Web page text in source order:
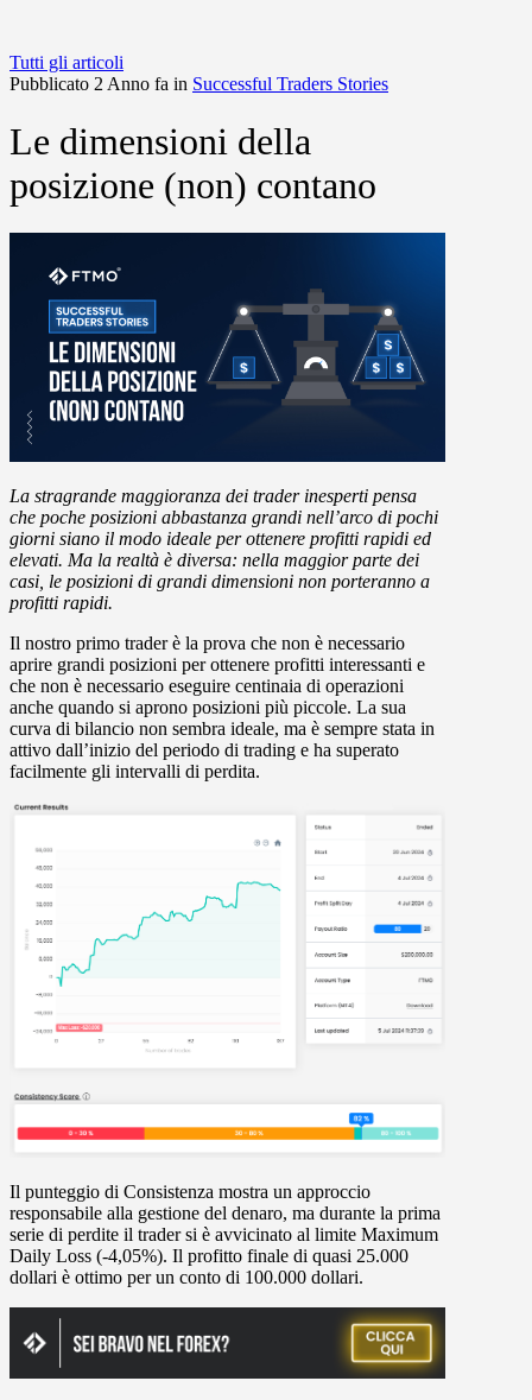
Tutti gli articoli
Pubblicato 2 Anno fa in Successful Traders Stories
Le dimensioni della
posizione (non) contano
La stragrande maggioranza dei trader inesperti pensa
che poche posizioni abbastanza grandi nell’arco di pochi
giorni siano il modo ideale per ottenere profitti rapidi ed
elevati. Ma la realtà è diversa: nella maggior parte dei
casi, le posizioni di grandi dimensioni non porteranno a
profitti rapidi.
Il nostro primo trader è la prova che non è necessario
aprire grandi posizioni per ottenere profitti interessanti e
che non è necessario eseguire centinaia di operazioni
anche quando si aprono posizioni più piccole. La sua
curva di bilancio non sembra ideale, ma è sempre stata in
attivo dall’inizio del periodo di trading e ha superato
facilmente gli intervalli di perdita.
Il punteggio di Consistenza mostra un approccio
responsabile alla gestione del denaro, ma durante la prima
serie di perdite il trader si è avvicinato al limite Maximum
Daily Loss (-4,05%). Il profitto finale di quasi 25.000
dollari è ottimo per un conto di 100.000 dollari.